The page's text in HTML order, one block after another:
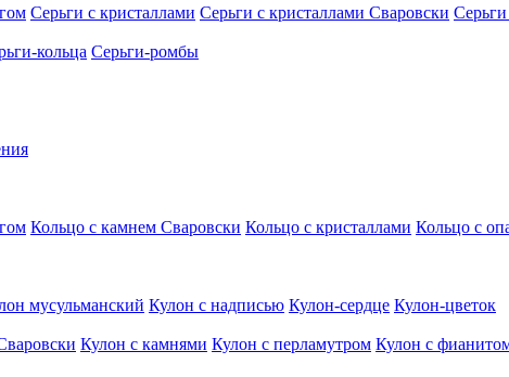
Серьги с кристаллами Серьги с кристаллами Сваровски
кольца Серьги-ромбы
Кольцо с камнем Сваровски Кольцо с кристаллами Кольцо с
мусульманский Кулон с надписью Кулон-сердце Кулон-цветок
Кулон с камнями Кулон с перламутром Кулон с